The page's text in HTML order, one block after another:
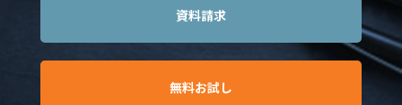
資料請求
無料お試し